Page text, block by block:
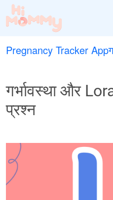
Pregnancy Tracker App
गर्भावस्था और
प्रश्न